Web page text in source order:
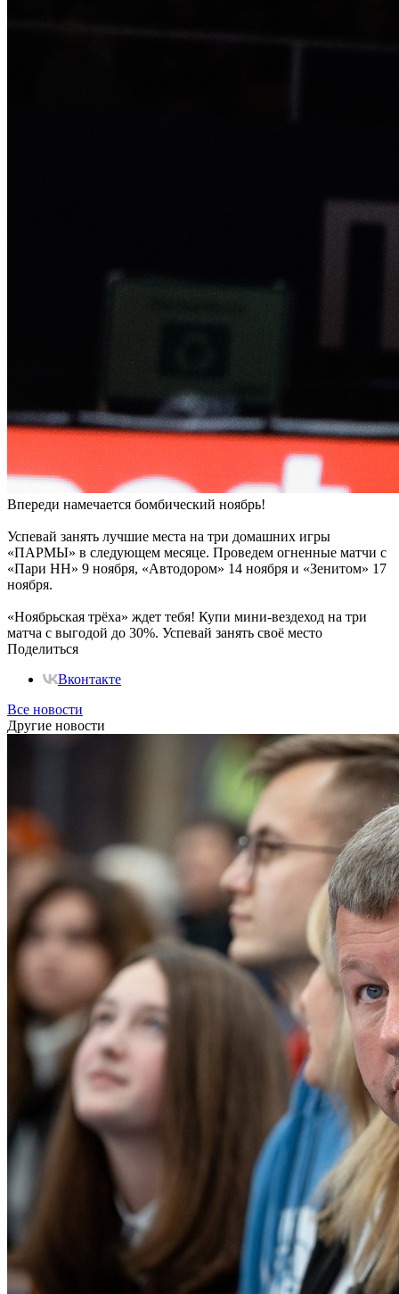
Впереди намечается бомбический ноябрь!
Успевай занять лучшие места на три домашних игры
«ПАРМЫ» в следующем месяце. Проведем огненные матчи с
«Пари НН» 9 ноября, «Автодором» 14 ноября и «Зенитом» 17
ноября.
«Ноябрьская трёха» ждет тебя! Купи мини-вездеход на три
матча с выгодой до 30%. Успевай занять своё место
Поделиться
Вконтакте
Все новости
Другие новости